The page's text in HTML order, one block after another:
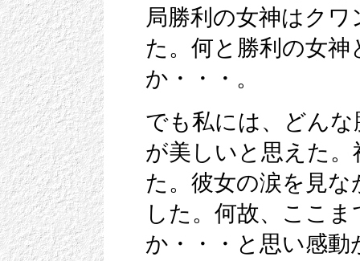
局勝利の女神はク
た。何と勝利の女
か・・・。
でも私には、どん
が美しいと思えた
た。彼女の涙を見
した。何故、ここ
か・・・と思い感